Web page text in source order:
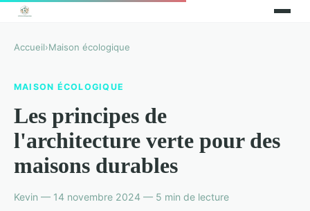
Accueil›Maison écologique
MAISON ÉCOLOGIQUE
Les principes de
l'architecture verte pour des
maisons durables
Kevin — 14 novembre 2024 — 5 min de lecture